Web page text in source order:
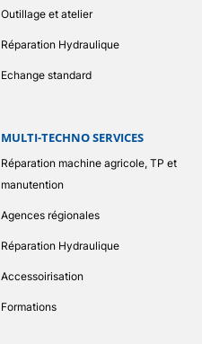
Outillage et atelier
Réparation Hydraulique
Echange standard
MULTI-TECHNO SERVICES
Réparation machine agricole, TP et
manutention
Agences régionales
Réparation Hydraulique
Accessoirisation
Formations